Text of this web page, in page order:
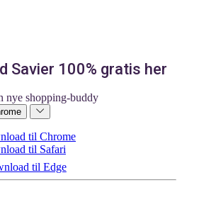
Savier 100% gratis her
nye shopping-buddy
til Chrome
til Safari
til Edge